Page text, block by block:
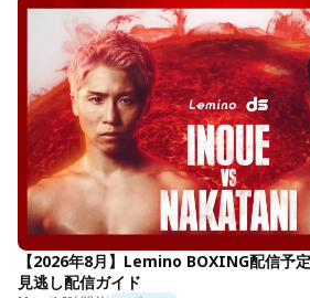
【2026年8月】Lemino BOXING配信予
見逃し配信ガイド